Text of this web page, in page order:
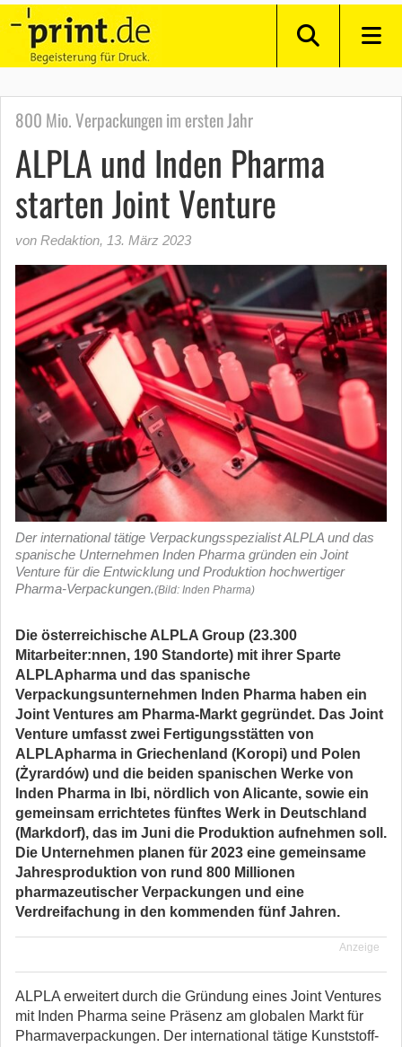
800 Mio. Verpackungen im ersten Jahr
ALPLA und Inden Pharma
starten Joint Venture
von Redaktion, 13. März 2023
Der international tätige Verpackungsspezialist ALPLA und das
spanische Unternehmen Inden Pharma gründen ein Joint
Venture für die Entwicklung und Produktion hochwertiger
Pharma-Verpackungen.(Bild: Inden Pharma)
Die österreichische ALPLA Group (23.300
Mitarbeiter:nnen, 190 Standorte) mit ihrer Sparte
ALPLApharma und das spanische
Verpackungsunternehmen Inden Pharma haben ein
Joint Ventures am Pharma-Markt gegründet. Das Joint
Venture umfasst zwei Fertigungsstätten von
ALPLApharma in Griechenland (Koropi) und Polen
(Żyrardów) und die beiden spanischen Werke von
Inden Pharma in Ibi, nördlich von Alicante, sowie ein
gemeinsam errichtetes fünftes Werk in Deutschland
(Markdorf), das im Juni die Produktion aufnehmen soll.
Die Unternehmen planen für 2023 eine gemeinsame
Jahresproduktion von rund 800 Millionen
pharmazeutischer Verpackungen und eine
Verdreifachung in den kommenden fünf Jahren.
Anzeige
ALPLA erweitert durch die Gründung eines Joint Ventures
mit Inden Pharma seine Präsenz am globalen Markt für
Pharmaverpackungen. Der international tätige Kunststoff-